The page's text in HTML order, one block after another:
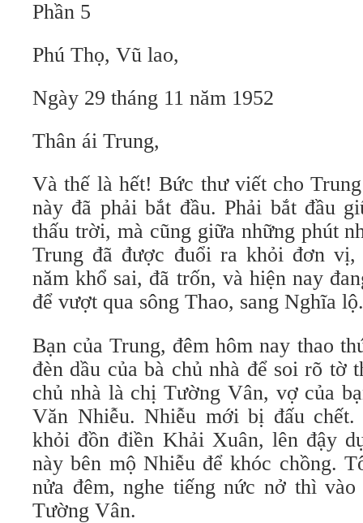
Phần 5
Phú Thọ, Vũ lao,
Ngày 29 tháng 11 năm 1952
Thân ái Trung,
Và thế là hết! Bức thư viết cho
này đã phải bắt đầu. Phải bắt đầu
thấu trời, mà cũng giữa những phút
Trung đã được đuổi ra khỏi đơn vị,
năm khổ sai, đã trốn, và hiện nay
để vượt qua sông Thao, sang Nghĩa lộ.
Bạn của Trung, đêm hôm nay thao
đèn dầu của bà chủ nhà để soi rõ tờ
chủ nhà là chị Tường Vân, vợ của
Văn Nhiễu. Nhiễu mới bị đấu
khỏi đồn điền Khải Xuân, lên đậy
này bên mộ Nhiễu để khóc chồng.
nửa đêm, nghe tiếng nức nở thì
Tường Vân.